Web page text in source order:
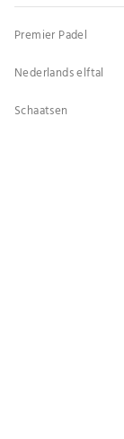
Premier Padel
Nederlands elftal
Schaatsen